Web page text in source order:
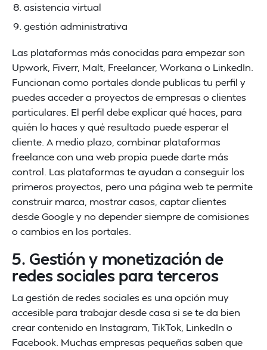
asistencia virtual
gestión administrativa
Las plataformas más conocidas para empezar son
Upwork, Fiverr, Malt, Freelancer, Workana o LinkedIn.
Funcionan como portales donde publicas tu perfil y
puedes acceder a proyectos de empresas o clientes
particulares. El perfil debe explicar qué haces, para
quién lo haces y qué resultado puede esperar el
cliente. A medio plazo, combinar plataformas
freelance con una web propia puede darte más
control. Las plataformas te ayudan a conseguir los
primeros proyectos, pero una página web te permite
construir marca, mostrar casos, captar clientes
desde Google y no depender siempre de comisiones
o cambios en los portales.
5. Gestión y monetización de
redes sociales para terceros
La gestión de redes sociales es una opción muy
accesible para trabajar desde casa si se te da bien
crear contenido en Instagram, TikTok, LinkedIn o
Facebook. Muchas empresas pequeñas saben que